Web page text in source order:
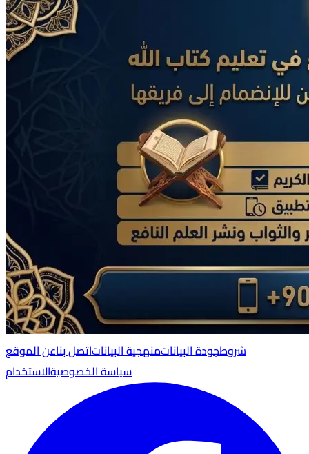
عن الموقعاتصل بنامنهجية البياناتجودة البياناتشروط
الاستخدامسياسة الخصوصية